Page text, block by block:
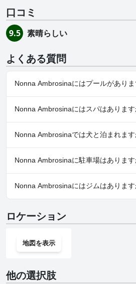
口コミ
9.5 素晴らしい
よくある質問
Nonna Ambrosinaにはプールがありま
いいえ、Nonna Ambrosinaにはプールが
Nonna Ambrosinaにはスパはあります
いいえ、Nonna Ambrosinaではスパはご
Nonna Ambrosinaでは犬と泊まれます
いいえ、Nonna Ambrosinaでは犬と泊ま
Nonna Ambrosinaに駐車場はあります
はい、Nonna Ambrosinaでは駐車場をご
Nonna Ambrosinaにはジムはあります
ロケーション
地図を表示
他の選択肢